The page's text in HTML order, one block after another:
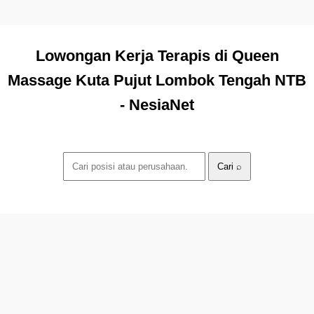
Lowongan Kerja Terapis di Queen
Massage Kuta Pujut Lombok Tengah NTB
- NesiaNet
Cari ⌕